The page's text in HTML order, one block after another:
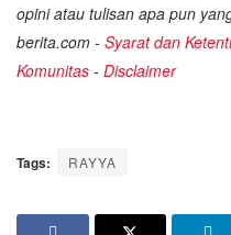
opini atau tulisan apa pun
berita.com - Syarat dan
Komunitas - Disclaimer
Tags: RAYYA